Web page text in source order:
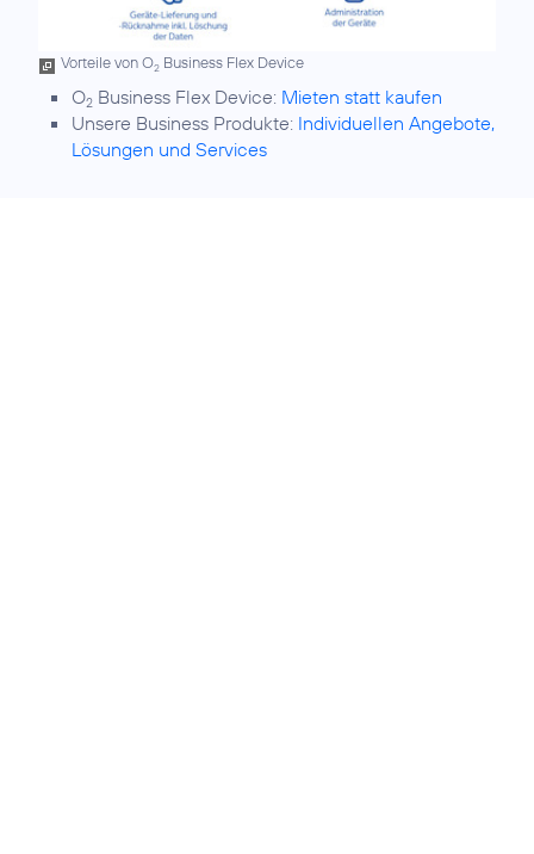
Vorteile von O2 Business Flex Device
O2 Business Flex Device: Mieten statt kaufen
Unsere Business Produkte: Individuellen Angebote,
Lösungen und Services